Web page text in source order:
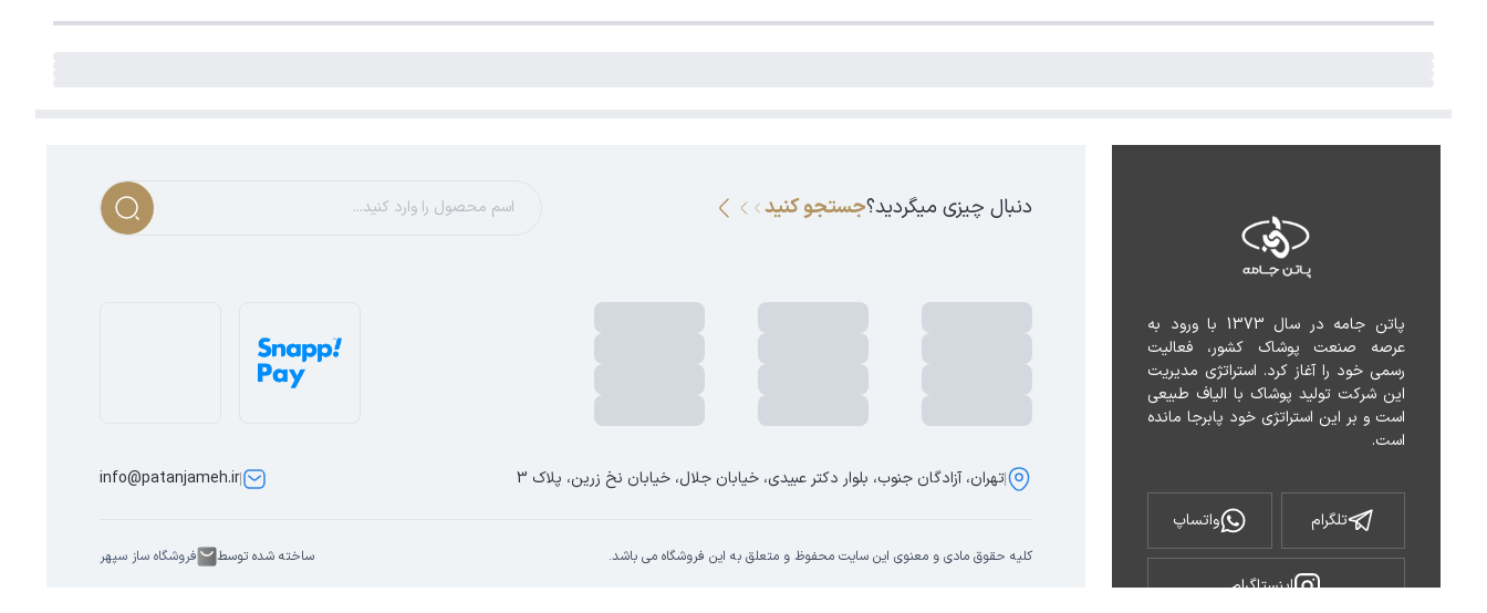
است.
تلگرام واتساپ
اینستاگرام
دنبال چیزی میگردید؟جستجو کنید
تهران، آزادگان جنوب، بلوار دکتر عبیدی، خیابان جلال، خیابان نخ زرین، پلاک 3 info@patanjameh.ir
کلیه حقوق مادی و معنوی این سایت محفوظ و متعلق به این فروشگاه می باشد. ساخته شده توسط فروشگاه ساز سپهر